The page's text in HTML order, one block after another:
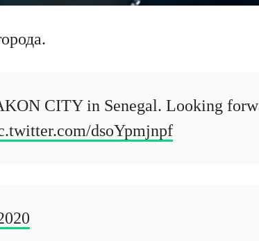
CITY in Senegal. Looking
dsoYpmjnpf